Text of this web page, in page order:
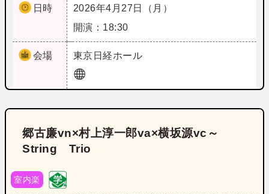
日時
2026年4月27日（月）
開演：18:30
会場 東京 日経ホール
郷古廉vn×村上淳一郎va×横坂源vc～
String Trio
室内楽